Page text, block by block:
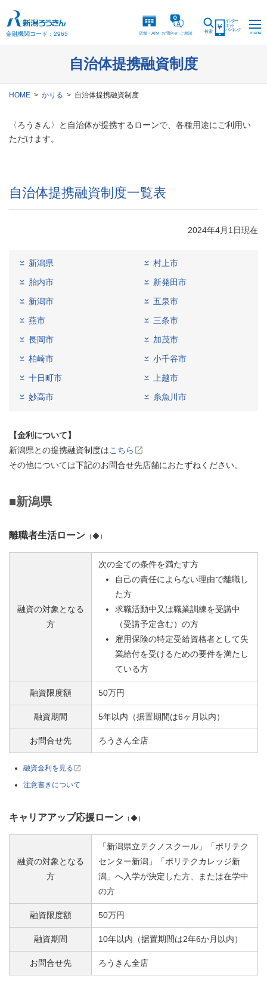
menu
インター
ネット
バンキング
検索
金融機関コード：2965 店舗・ATM お問合せ・ ご相談
自治体提携融資制度
HOME かりる 自治体提携融資制度
〈ろうきん〉と自治体が提携するローンで、各種用途にご利用い
ただけます。
自治体提携融資制度一覧表
2024年4月1日現在
新潟県
村上市
胎内市
新発田市
新潟市
五泉市
燕市
三条市
長岡市
加茂市
柏崎市
小千谷市
十日町市
上越市
妙高市
糸魚川市
【金利について】
新潟県との提携融資制度はこちら
その他については下記のお問合せ先店舗におたずねください。
■新潟県
離職者生活ローン （◆）
融資の対象となる
方
次の全ての条件を満たす方
自己の責任によらない理由で離職し
た方
求職活動中又は職業訓練を受講中
（受講予定含む）の方
雇用保険の特定受給資格者として失
業給付を受けるための要件を満たし
ている方
融資限度額 50万円
融資期間 5年以内（据置期間は6ヶ月以内）
お問合せ先 ろうきん全店
融資金利を見る
注意書きについて
キャリアアップ応援ローン （◆）
融資の対象となる
方
「新潟県立テクノスクール」「ポリテク
センター新潟」「ポリテクカレッジ新
潟」へ入学が決定した方、または在学中
の方
融資限度額 50万円
融資期間 10年以内（据置期間は2年6か月以内）
お問合せ先 ろうきん全店